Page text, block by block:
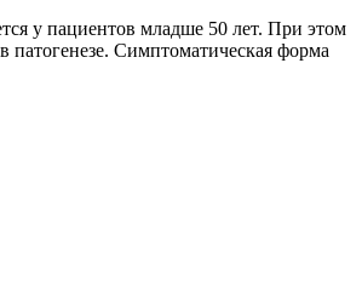
у пациентов младше 50 лет. При этом
патогенезе. Симптоматическая форма